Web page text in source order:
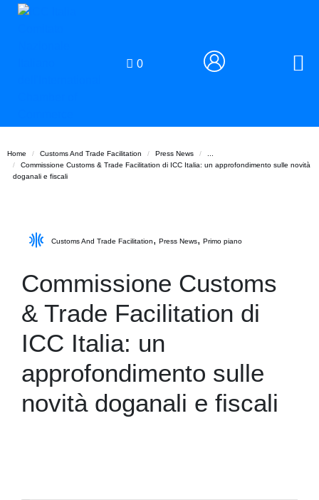
0
Home Customs And Trade Facilitation Press News
Commissione Customs & Trade Facilitation di ICC Italia: un approfondimento sulle novità
doganali e fiscali
Customs And Trade Facilitation, Press News, Primo piano
Commissione Customs
& Trade Facilitation di
ICC Italia: un
approfondimento sulle
novità doganali e fiscali